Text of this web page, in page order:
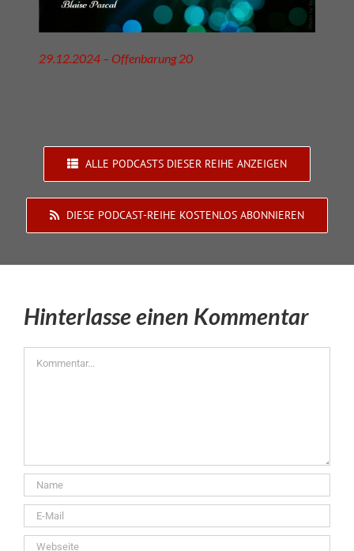
29.12.2024 – Offenbarung 20
ALLE PODCASTS DIESER REIHE ANZEIGEN
DIESE PODCAST-REIHE KOSTENLOS ABONNIEREN
Hinterlasse einen Kommentar